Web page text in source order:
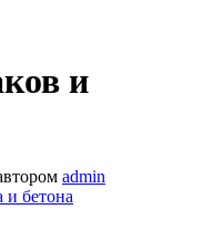
и
admin
бетона